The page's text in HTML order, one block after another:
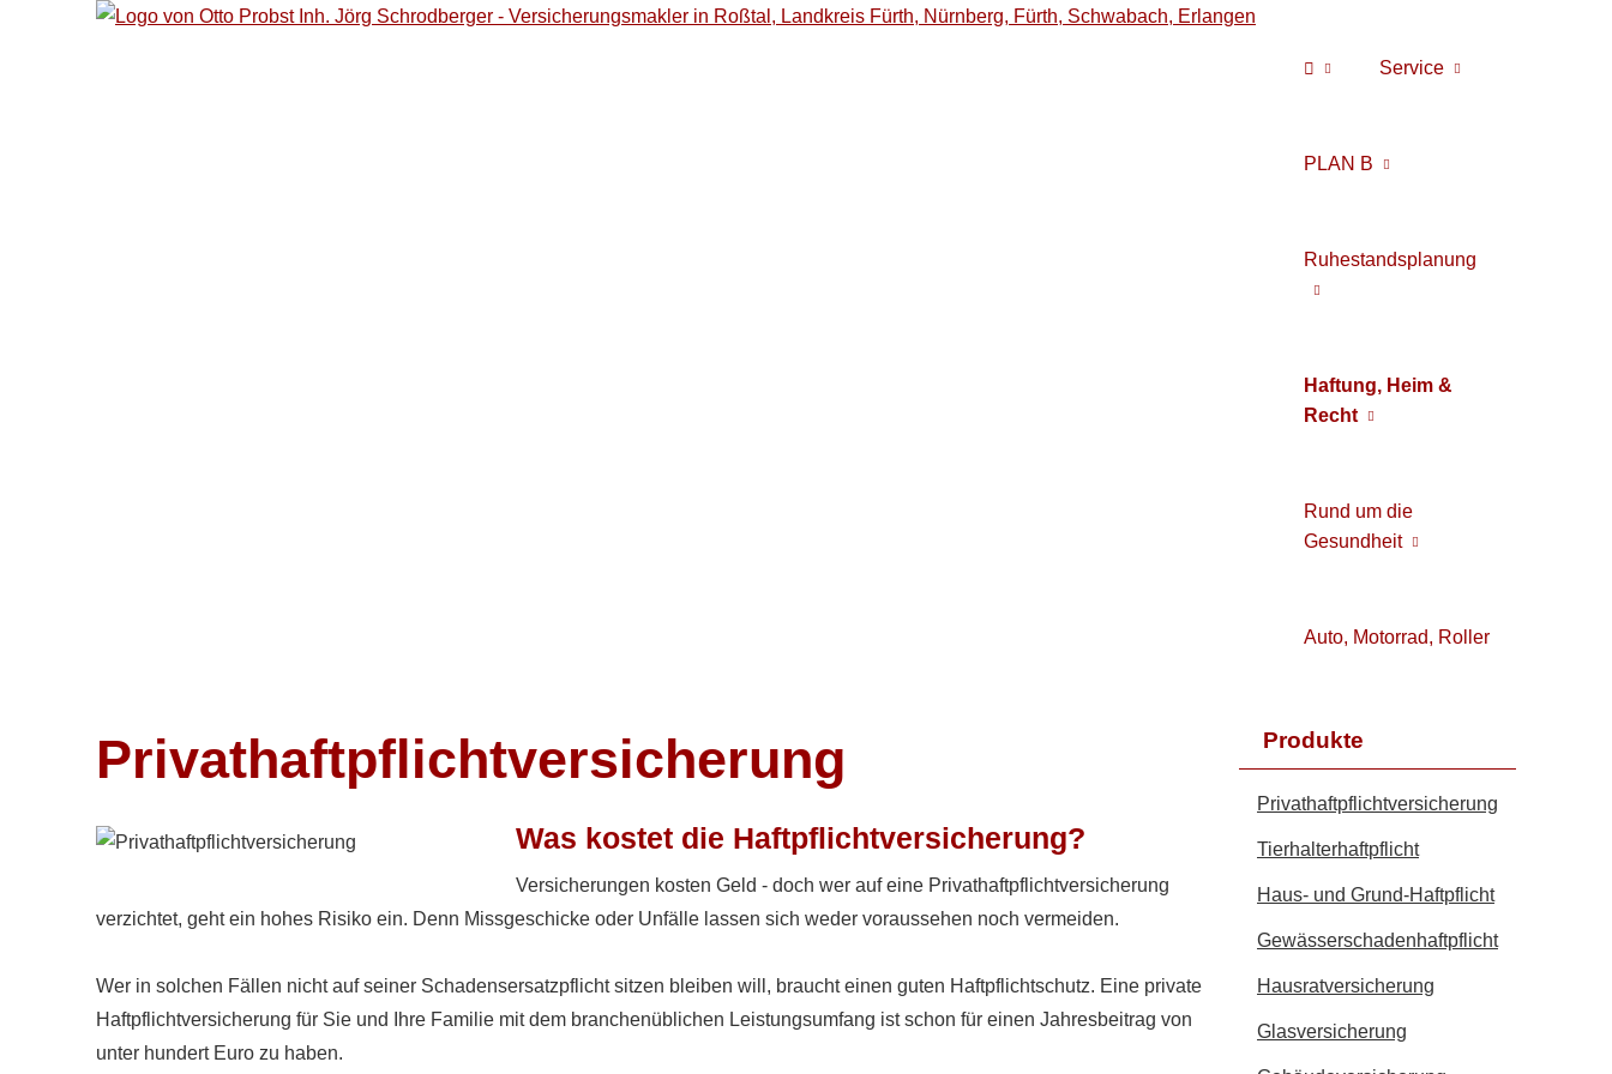
Service
PLAN B
Ruhestandsplanung
Haftung, Heim &
Recht
Rund um die
Gesundheit
Auto, Motorrad, Roller
Produkte
Privathaftpflichtversicherung
Tierhalterhaftpflicht
Haus- und Grund-Haft­pflicht
Gewässerschadenhaftpflicht
Haus­rat­ver­si­che­rung
Glasversicherung
Privathaftpflichtversicherung
Was kostet die Haft­pflichtversicherung?
Versicherungen kosten Geld - doch wer auf eine Privathaftpflichtversicherung
verzichtet, geht ein hohes Risiko ein. Denn Missgeschicke oder Unfälle lassen sich weder voraussehen noch vermeiden.
Wer in solchen Fällen nicht auf seiner Schadensersatzpflicht sitzen bleiben will, braucht einen guten Haft­pflichtschutz. Eine private
Haft­pflichtversicherung für Sie und Ihre Familie mit dem branchenüblichen Leistungsumfang ist schon für einen Jahresbeitrag von
unter hundert Euro zu haben.